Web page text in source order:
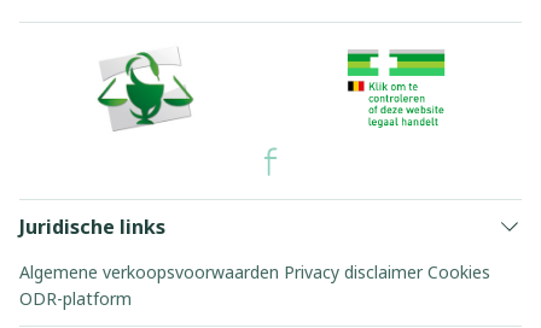
Juridische links
Algemene verkoopsvoorwaarden Privacy disclaimer Cookies
ODR-platform